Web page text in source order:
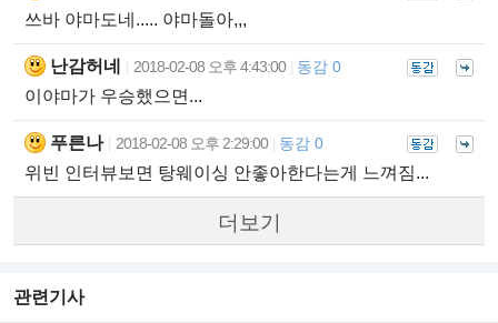
쓰바 야마도네..... 야마돌아,,,
난감허네 2018-02-08 오후 4:43:00 동감 0
이야마가 우승했으면...
푸른나 2018-02-08 오후 2:29:00 동감 0
위빈 인터뷰보면 탕웨이싱 안좋아한다는게 느껴짐...
더보기
관련기사